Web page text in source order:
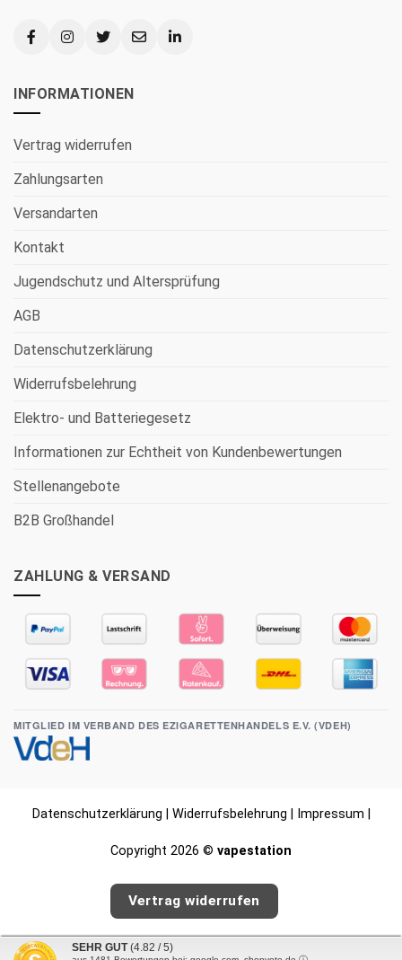
INFORMATIONEN
Vertrag widerrufen
Zahlungsarten
Versandarten
Kontakt
Jugendschutz und Altersprüfung
AGB
Datenschutzerklärung
Widerrufsbelehrung
Elektro- und Batteriegesetz
Informationen zur Echtheit von Kundenbewertungen
Stellenangebote
B2B Großhandel
ZAHLUNG & VERSAND
MITGLIED IM VERBAND DES EZIGARETTENHANDELS E.V. (VDEH)
Datenschutzerklärung Widerrufsbelehrung Impressum
Copyright 2026 © vapestation
Vertrag widerrufen
SEHR GUT (4.82 / 5)